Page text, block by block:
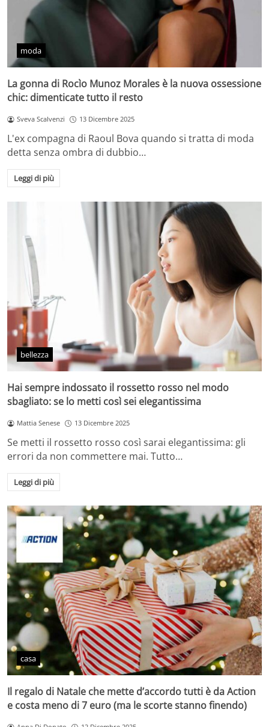
moda
La gonna di Rocìo Munoz Morales è la nuova ossessione
chic: dimenticate tutto il resto
Sveva Scalvenzi 13 Dicembre 2025
L'ex compagna di Raoul Bova quando si tratta di moda
detta senza ombra di dubbio…
Leggi di più
bellezza
Hai sempre indossato il rossetto rosso nel modo
sbagliato: se lo metti così sei elegantissima
Mattia Senese 13 Dicembre 2025
Se metti il rossetto rosso così sarai elegantissima: gli
errori da non commettere mai. Tutto…
Leggi di più
casa
Il regalo di Natale che mette d’accordo tutti è da Action
e costa meno di 7 euro (ma le scorte stanno finendo)